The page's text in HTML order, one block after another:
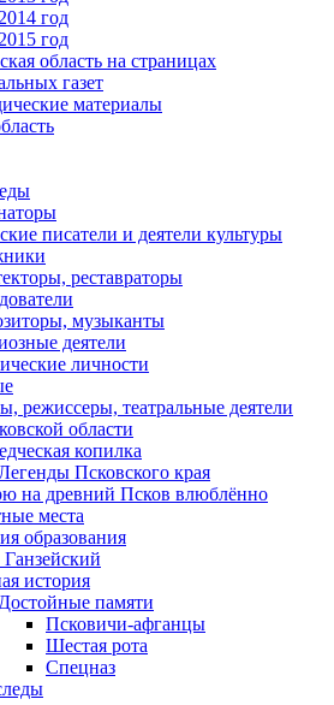
2014 год
2015 год
область на страницах
газет
материалы
писатели и деятели культуры
реставраторы
музыканты
деятели
личности
режиссеры, театральные деятели
области
копилка
Псковского края
на древний Псков влюблённо
места
образования
история
Достойные памяти
Псковичи-афганцы
Шестая рота
Спецназ